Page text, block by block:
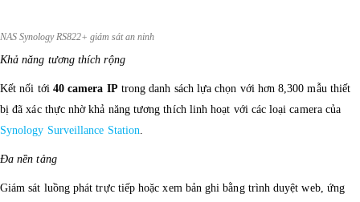
NAS Synology RS822+ giám sát an ninh
Khả năng tương thích rộng
Kết nối tới 40 camera IP trong danh sách lựa chọn với hơn 8,300 mẫu thiết
bị đã xác thực nhờ khả năng tương thích linh hoạt với các loại camera của
Synology Surveillance Station.
Đa nền tảng
Giám sát luồng phát trực tiếp hoặc xem bản ghi bằng trình duyệt web, ứng